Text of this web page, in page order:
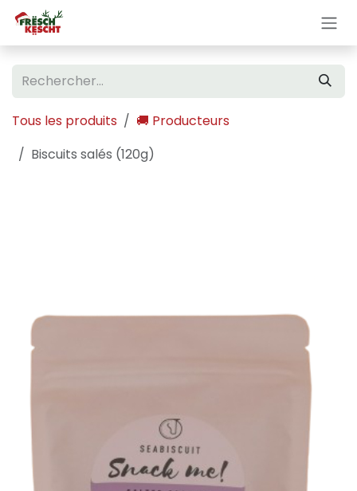
Se rendre au contenu
Tous les produits
🚚 Producteurs
Biscuits salés (120g)